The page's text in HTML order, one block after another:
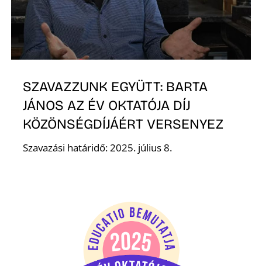
SZAVAZZUNK EGYÜTT: BARTA
JÁNOS AZ ÉV OKTATÓJA DÍJ
KÖZÖNSÉGDÍJÁÉRT VERSENYEZ
Szavazási határidő: 2025. július 8.